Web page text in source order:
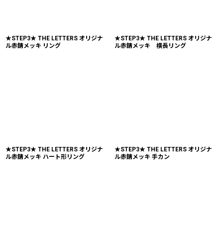
★STEP3★ THE LETTERS オリジナ
ル赤錆メッキ リング
★STEP3★ THE LETTERS オリジナ
ル赤錆メッキ 横長リング
★STEP3★ THE LETTERS オリジナ
ル赤錆メッキ ハート形リング
★STEP3★ THE LETTERS オリジナ
ル赤錆メッキ 手カン